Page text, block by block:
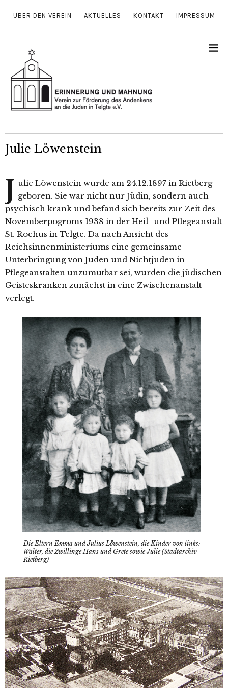
ÜBER DEN VEREIN AKTUELLES KONTAKT IMPRESSUM
Julie Löwenstein
J ulie Löwenstein wur­de am 24.12.1897 in Rietberg
gebo­ren. Sie war nicht nur Jüdin, son­dern auch
psy­chisch krank und befand sich bereits zur Zeit des
Novemberpogroms 1938 in der Heil- und Pflegeanstalt
St. Rochus in Telgte. Da nach Ansicht des
Reichsinnenministeriums eine gemein­sa­me
Unterbringung von Juden und Nichtjuden in
Pflegeanstalten unzu­mut­bar sei, wur­den die jüdi­schen
Geisteskranken zunächst in eine Zwischenanstalt
verlegt.
Die Eltern Emma und Julius Löwenstein, die Kinder von links:
Walter, die Zwillinge Hans und Grete sowie Julie (Stadtarchiv
Rietberg)